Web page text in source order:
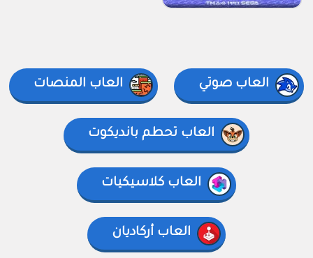
العاب صوتي العاب المنصات
العاب تحطم بانديكوت
العاب كلاسيكيات
العاب أركاديان